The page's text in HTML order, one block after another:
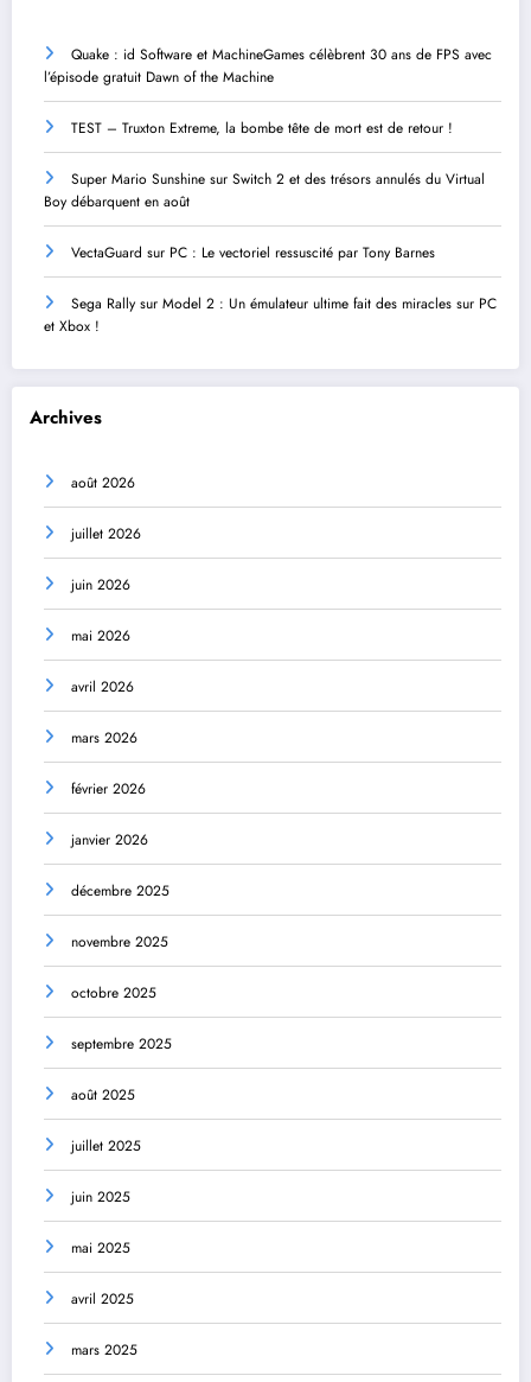
Quake : id Software et MachineGames célèbrent 30 ans de FPS avec
l’épisode gratuit Dawn of the Machine
TEST – Truxton Extreme, la bombe tête de mort est de retour !
Super Mario Sunshine sur Switch 2 et des trésors annulés du Virtual
Boy débarquent en août
VectaGuard sur PC : Le vectoriel ressuscité par Tony Barnes
Sega Rally sur Model 2 : Un émulateur ultime fait des miracles sur PC
et Xbox !
Archives
août 2026
juillet 2026
juin 2026
mai 2026
avril 2026
mars 2026
février 2026
janvier 2026
décembre 2025
novembre 2025
octobre 2025
septembre 2025
août 2025
juillet 2025
juin 2025
mai 2025
avril 2025
mars 2025